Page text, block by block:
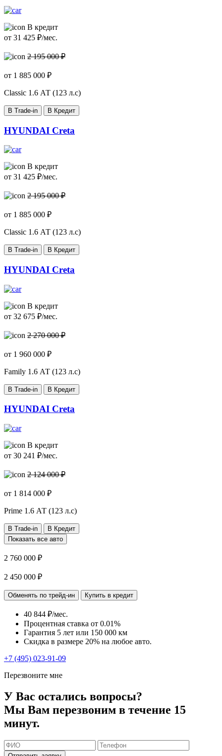
В кредит
от 31 425 ₽/мес.
2 195 000 ₽
от 1 885 000 ₽
Classic 1.6 АТ (123 л.с)
В Trade-in В Кредит
HYUNDAI Creta
В кредит
от 31 425 ₽/мес.
2 195 000 ₽
от 1 885 000 ₽
Classic 1.6 АТ (123 л.с)
В Trade-in В Кредит
HYUNDAI Creta
В кредит
от 32 675 ₽/мес.
2 270 000 ₽
от 1 960 000 ₽
Family 1.6 АТ (123 л.с)
В Trade-in В Кредит
HYUNDAI Creta
В кредит
от 30 241 ₽/мес.
2 124 000 ₽
от 1 814 000 ₽
Prime 1.6 АТ (123 л.с)
В Trade-in
В Кредит
Показать все авто
2 760 000 ₽
2 450 000 ₽
Обменять по трейд-ин Купить в кредит
40 844 ₽/мес.
Процентная ставка от 0.01%
Гарантия 5 лет или 150 000 км
Скидка в размере 20% на любое авто.
+7 (495) 023-91-09
Перезвоните мне
У Вас остались вопросы?
Мы Вам перезвоним в течение 15
минут.